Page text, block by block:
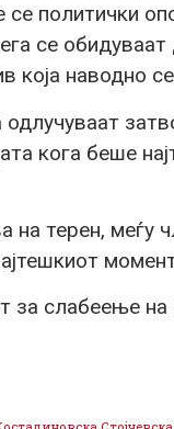
политички
се обидуваат
која наводно
кога беше
на терен, меѓу
слабеење на